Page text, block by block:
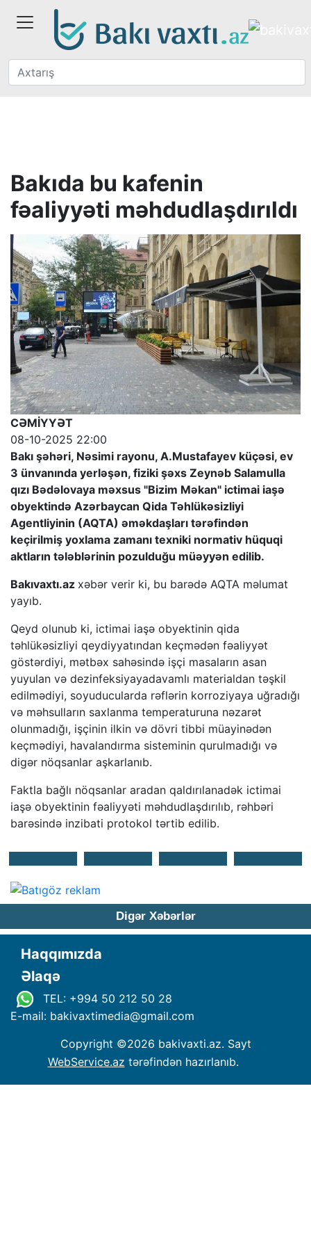
Bakıda bu kafenin
fəaliyyəti məhdudlaşdırıldı
CƏMİYYƏT
08-10-2025 22:00
Bakı şəhəri, Nəsimi rayonu, A.Mustafayev küçəsi, ev
3 ünvanında yerləşən, fiziki şəxs Zeynəb Salamulla
qızı Bədəlovaya məxsus "Bizim Məkan" ictimai iaşə
obyektində Azərbaycan Qida Təhlükəsizliyi
Agentliyinin (AQTA) əməkdaşları tərəfindən
keçirilmiş yoxlama zamanı texniki normativ hüquqi
aktların tələblərinin pozulduğu müəyyən edilib.
Bakıvaxtı.az xəbər verir ki, bu barədə AQTA məlumat
yayıb.
Qeyd olunub ki, ictimai iaşə obyektinin qida
təhlükəsizliyi qeydiyyatından keçmədən fəaliyyət
göstərdiyi, mətbəx sahəsində işçi masaların asan
yuyulan və dezinfeksiyayadavamlı materialdan təşkil
edilmədiyi, soyuducularda rəflərin korroziyaya uğradığı
və məhsulların saxlanma temperaturuna nəzarət
olunmadığı, işçinin ilkin və dövri tibbi müayinədən
keçmədiyi, havalandırma sisteminin qurulmadığı və
digər nöqsanlar aşkarlanıb.
Faktla bağlı nöqsanlar aradan qaldırılanadək ictimai
iaşə obyektinin fəaliyyəti məhdudlaşdırılıb, rəhbəri
barəsində inzibati protokol tərtib edilib.
Digər Xəbərlər
Haqqımızda
Əlaqə
TEL: +994 50 212 50 28
E-mail: bakivaxtimedia@gmail.com
Copyright ©2026 bakivaxti.az. Sayt
WebService.az tərəfindən hazırlanıb.